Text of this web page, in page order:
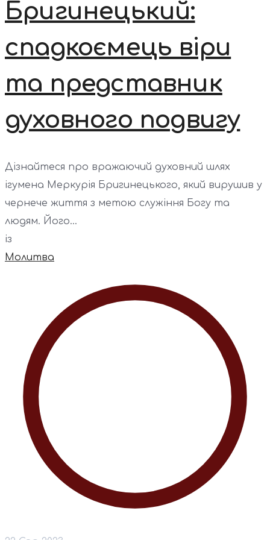
Бригинецький:
спадкоємець віри
та представник
духовного подвигу
Дізнайтеся про вражаючий духовний шлях
ігумена Меркурія Бригинецького, який вирушив у
чернече життя з метою служіння Богу та
людям. Його...
із
Молитва